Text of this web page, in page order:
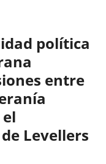
política
entre
Levellers